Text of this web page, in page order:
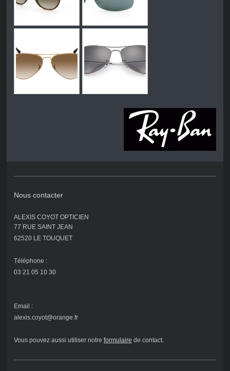
Nous contacter
ALEXIS COYOT OPTICIEN
77 RUE SAINT JEAN
62520 LE TOUQUET
Téléphone :
03 21 05 10 30
Email :
alexis.coyot@orange.fr
Vous pouvez aussi utiliser notre formulaire de contact.